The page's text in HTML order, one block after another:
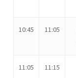
10:45 11:05
11:05 11:15